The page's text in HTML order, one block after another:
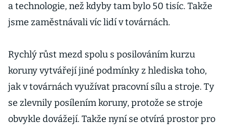
a technologie, než kdyby tam bylo 50 tisíc. Takže
jsme zaměstnávali víc lidí v továrnách.
Rychlý růst mezd spolu s posilováním kurzu
koruny vytvářejí jiné podmínky z hlediska toho,
jak v továrnách využívat pracovní sílu a stroje. Ty
se zlevnily posílením koruny, protože se stroje
obvykle dovážejí. Takže nyní se otvírá prostor pro